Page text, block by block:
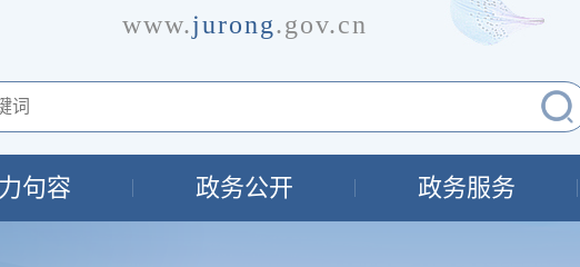
www.jurong.gov.cn
句容 政务公开 政务服务